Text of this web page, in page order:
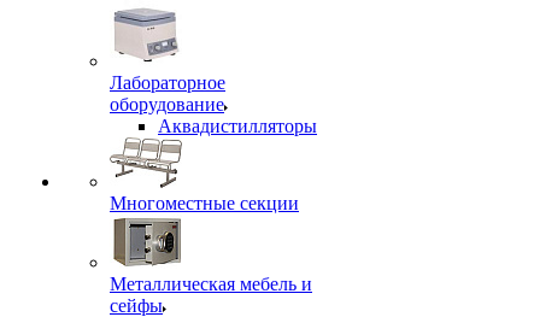
Лабораторное
оборудование
Аквадистилляторы
Многоместные секции
Металлическая мебель и
сейфы